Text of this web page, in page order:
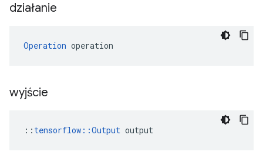
działanie
Operation operation
wyjście
:: tensorflow::Output output